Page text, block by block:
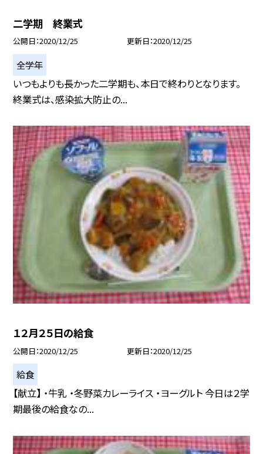
二学期 終業式
公開日 2020/12/25 更新日 2020/12/25
全学年
いつもよりも長かった二学期も、本日で終わりとなります。
終業式は、感染拡大防止の...
１２月２５日の給食
公開日 2020/12/25 更新日 2020/12/25
給食
【献立】 ・牛乳 ・冬野菜カレーライス ・ヨーグルト 今日は２学
期最後の給食なの...